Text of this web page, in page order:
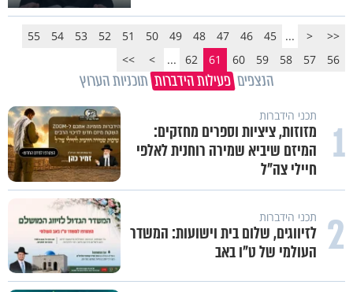
<<
<
...
45
46
47
48
49
50
51
52
53
54
55
56
57
58
59
60
61
62
...
>
>>
הנצפים פעילות הידברות תוכניות הערוץ
1 תכני הידברות
מזוזות, ציציות וספרים מחזקים:
המיזם שיביא שמירה רוחנית לאלפי
חיילי צה"ל
2 תכני הידברות
לזיווגים, שלום בית וישועות: המשדר
העולמי של ט"ו באב